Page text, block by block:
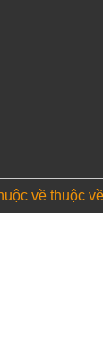
về thuộc